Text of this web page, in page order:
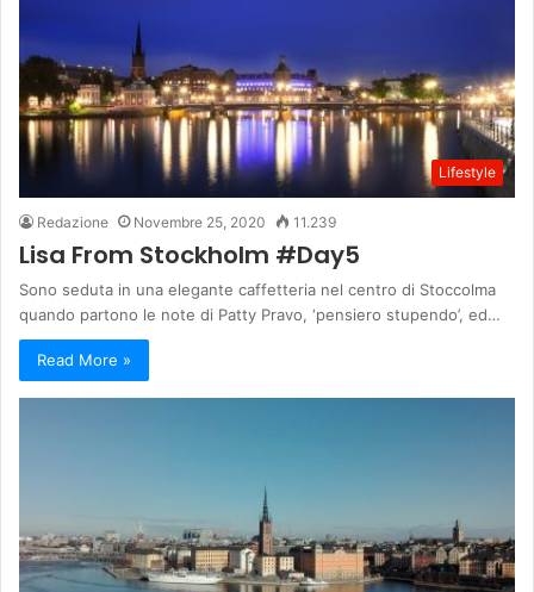
Lifestyle
Redazione Novembre 25, 2020 11.239
Lisa From Stockholm #Day5
Sono seduta in una elegante caffetteria nel centro di Stoccolma
quando partono le note di Patty Pravo, ‘pensiero stupendo’, ed…
Read More »